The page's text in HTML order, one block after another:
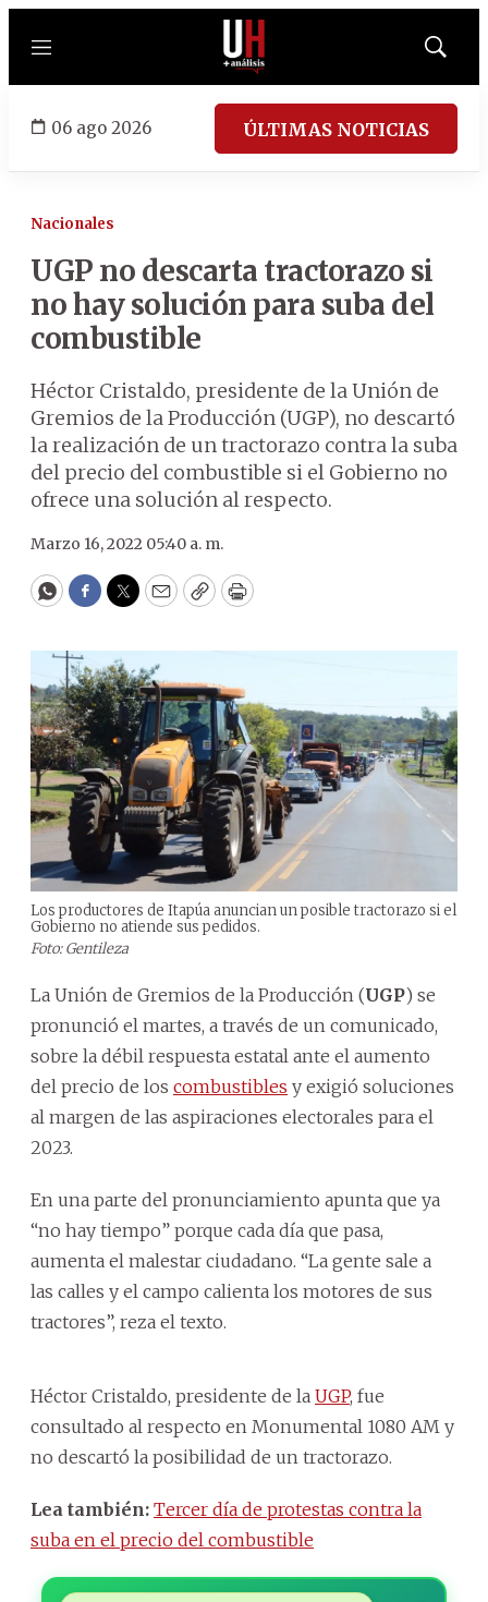
Menú
Mostrar
06 ago 2026 ÚLTIMAS NOTICIAS
Nacionales
UGP no descarta tractorazo si
no hay solución para suba del
combustible
Héctor Cristaldo, presidente de la Unión de
Gremios de la Producción (UGP), no descartó
la realización de un tractorazo contra la suba
del precio del combustible si el Gobierno no
ofrece una solución al respecto.
Marzo 16, 2022 05:40 a. m.
WhatsApp
Facebook
Twitter
EmailCopyPrint
Los productores de Itapúa anuncian un posible tractorazo si el
Gobierno no atiende sus pedidos.
Foto: Gentileza
La Unión de Gremios de la Producción (UGP) se
pronunció el martes, a través de un comunicado,
sobre la débil respuesta estatal ante el aumento
del precio de los combustibles y exigió soluciones
al margen de las aspiraciones electorales para el
2023.
En una parte del pronunciamiento apunta que ya
“no hay tiempo” porque cada día que pasa,
aumenta el malestar ciudadano. “La gente sale a
las calles y el campo calienta los motores de sus
tractores”, reza el texto.
Héctor Cristaldo, presidente de la UGP, fue
consultado al respecto en Monumental 1080 AM y
no descartó la posibilidad de un tractorazo.
Lea también: Tercer día de protestas contra la
suba en el precio del combustible